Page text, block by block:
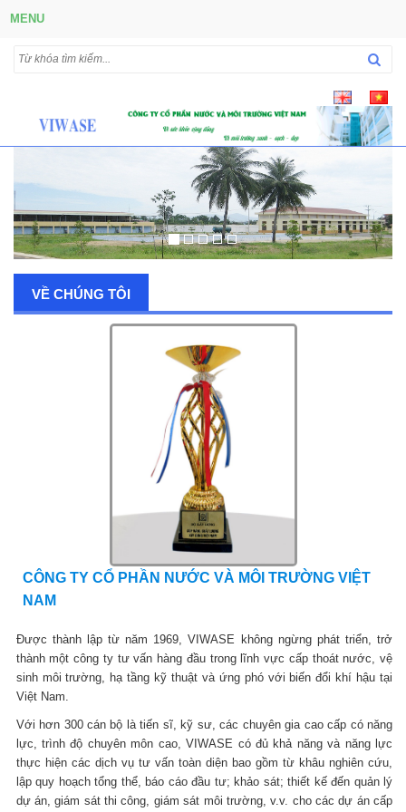
MENU
VỀ CHÚNG TÔI
CÔNG TY CỔ PHẦN NƯỚC VÀ MÔI TRƯỜNG VIỆT
NAM
Được thành lập từ năm 1969, VIWASE không ngừng phát triển, trở
thành một công ty tư vấn hàng đầu trong lĩnh vực cấp thoát nước, vệ
sinh môi trường, hạ tầng kỹ thuật và ứng phó với biến đổi khí hậu tại
Việt Nam.
Với hơn 300 cán bộ là tiến sĩ, kỹ sư, các chuyên gia cao cấp có năng
lực, trình độ chuyên môn cao, VIWASE có đủ khả năng và năng lực
thực hiện các dịch vụ tư vấn toàn diện bao gồm từ khâu nghiên cứu,
lập quy hoạch tổng thể, báo cáo đầu tư; khảo sát; thiết kế đến quản lý
dự án, giám sát thi công, giám sát môi trường, v.v. cho các dự án cấp